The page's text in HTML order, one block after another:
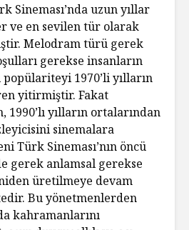
Sineması’nda uzun yıllar
ve en sevilen tür olarak
Melodram türü gerek
gerekse insanların
1970’li yılların
yitirmiştir. Fakat
yılların ortalarından
sinemalara
Türk Sineması’nın öncü
gerek anlamsal gerekse
üretilmeye devam
Bu yönetmenlerden
kahramanlarını